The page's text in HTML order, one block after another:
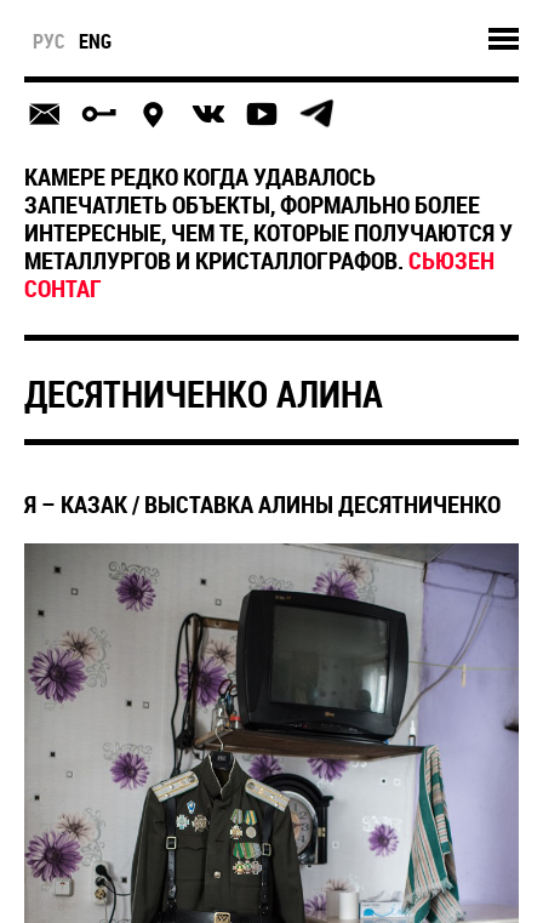
РУС ENG
КАМЕРЕ РЕДКО КОГДА УДАВАЛОСЬ
ЗАПЕЧАТЛЕТЬ ОБЪЕКТЫ, ФОРМАЛЬНО БОЛЕЕ
ИНТЕРЕСНЫЕ, ЧЕМ ТЕ, КОТОРЫЕ ПОЛУЧАЮТСЯ У
МЕТАЛЛУРГОВ И КРИСТАЛЛОГРАФОВ.СЬЮЗЕН
CОНТАГ
ДЕСЯТНИЧЕНКО АЛИНА
Я – КАЗАК / ВЫСТАВКА АЛИНЫ ДЕСЯТНИЧЕНКО